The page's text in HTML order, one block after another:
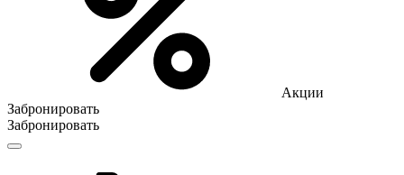
Акции
Забронировать
Забронировать